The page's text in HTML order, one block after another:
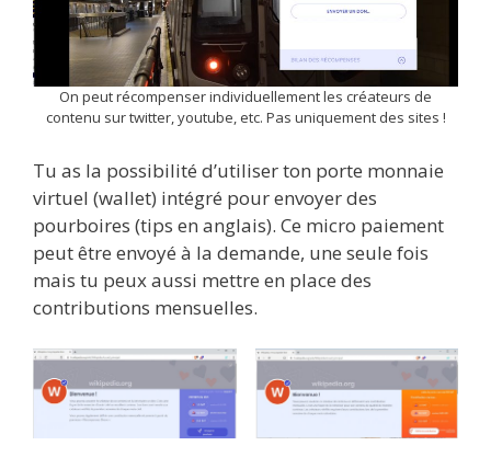
On peut récompenser individuellement les créateurs de
contenu sur twitter, youtube, etc. Pas uniquement des sites !
Tu as la possibilité d’utiliser ton porte monnaie
virtuel (wallet) intégré pour envoyer des
pourboires (tips en anglais). Ce micro paiement
peut être envoyé à la demande, une seule fois
mais tu peux aussi mettre en place des
contributions mensuelles.